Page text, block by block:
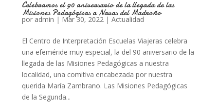
Celebramos el 90 aniversario de la llegada de las
Misiones Pedagógicas a Navas del Madroño
por admin | Mar 30, 2022| Actualidad
El Centro de Interpretación Escuelas Viajeras celebra
una efeméride muy especial, la del 90 aniversario de la
llegada de las Misiones Pedagógicas a nuestra
localidad, una comitiva encabezada por nuestra
querida María Zambrano. Las Misiones Pedagógicas
de la Segunda...